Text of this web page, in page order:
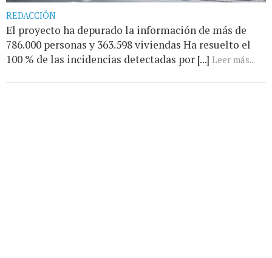
REDACCIÓN
El proyecto ha depurado la información de más de
786.000 personas y 363.598 viviendas Ha resuelto el
100 % de las incidencias detectadas por [...] Leer más...